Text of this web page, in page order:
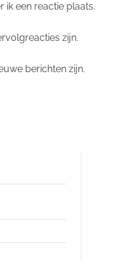
ik een reactie plaats.
zijn.
berichten zijn.